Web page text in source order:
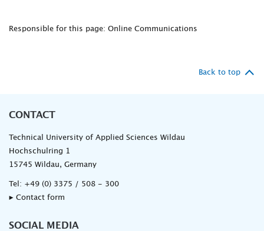
Responsible for this page: Online Communications
Back to top
CONTACT
Technical University of Applied Sciences Wildau
Hochschulring 1
15745 Wildau, Germany
Tel: +49 (0) 3375 / 508 - 300
▸ Contact form
SOCIAL MEDIA